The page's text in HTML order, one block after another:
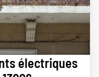
électriques